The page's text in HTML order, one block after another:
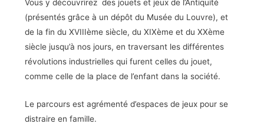
Vous y découvrirez des jouets et jeux de l’Antiquité
(présentés grâce à un dépôt du Musée du Louvre), et
de la fin du XVIIIème siècle, du XIXème et du XXème
siècle jusqu’à nos jours, en traversant les différentes
révolutions industrielles qui furent celles du jouet,
comme celle de la place de l’enfant dans la société.
Le parcours est agrémenté d’espaces de jeux pour se
distraire en famille.